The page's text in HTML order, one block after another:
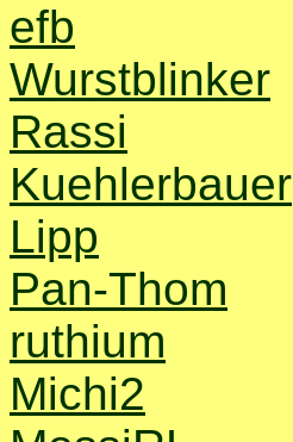
efb
Wurstblinker
Rassi
Kuehlerbauer
Lipp
Pan-Thom
ruthium
Michi2